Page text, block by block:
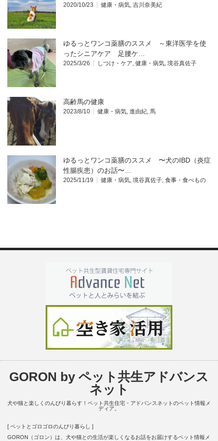
2020/10/23 健康・病気 吉川奈美紀
ゆるっとワンコ薬膳のススメ ～東洋医学を使
ったシニアケア 足腰ケ…
2025/3/26 しつけ・ケア 健康・病気 境谷真佐子
高齢馬の健康
2023/8/10 健康・病気 進由紀 馬
ゆるっとワンコ薬膳のススメ 〜犬のIBD（炎症
性腸疾患）のお話〜…
2025/11/19 健康・病気 境谷真佐子 食事・食べもの
GORON by ペット共生アドバンス
ネット
犬や猫と楽しくのんびり暮らす！ペット共生住宅・アドバンスネットのペット情報メ
ディア。
[ ペットとゴロゴロのんびり暮らし ]
GORON（ゴロン）は、犬や猫との生活が楽しくなるお話をお届けするペット情報メ